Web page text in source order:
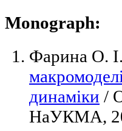
Monograph:
Фарина О. І.
динаміки /
НаУКМА,